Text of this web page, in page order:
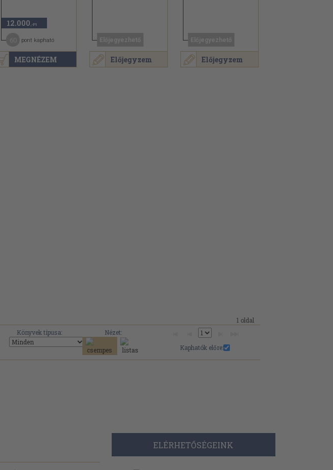
MEGNÉZEM
12.000 ,-Ft
pont kapható
Előjegyzem Előjegyzem
1 oldal
Könyvek típusa:
Nézet:
Kaphatók előre:
ELÉRHETŐSÉGEINK